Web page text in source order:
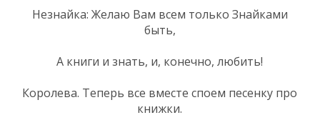
Незнайка: Желаю Вам всем только Знайками
быть,
А книги и знать, и, конечно, любить!
Королева. Теперь все вместе споем песенку про
книжки.